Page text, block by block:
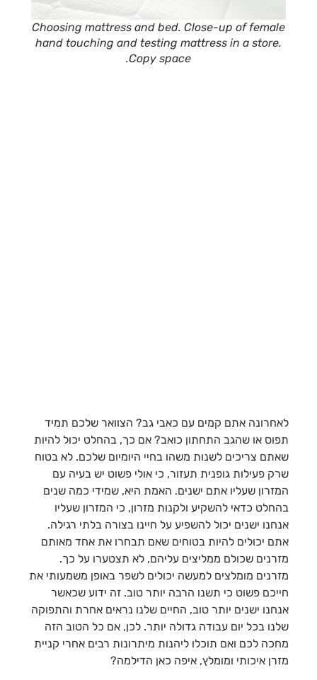
Choosing mattress and bed. Close-up of female
hand touching and testing mattress in a store.
Copy space.
לאחרונה אתם קמים עם כאבי גב? הצוואר שלכם תמיד
תפוס או שהגב התחתון כואב? אם כך, בהחלט יכול להיות
שאתם צריכים לשנות משהו בחיי היומיום שלכם. לא בטוח
שרק פעילות גופנית תעזור, כי אולי פשוט יש בעיה עם
המזרון שעליו אתם ישנים. האמת היא, שמידי כמה שנים
בהחלט כדאי להשקיע ולקנות מזרון, כי המזרון שעליו
אנחנו ישנים יכול להשפיע על חיינו בצורה בלתי רגילה.
אתם יכולים להיות בטוחים שאם תבחרו את אחד מאותם
מזרנים שכולם ממליצים עליהם, לא תצטערו על כך.
מזרנים מומלצים למעשה יכולים לשפר באופן משמעותי את
חייכם פשוט כי תשנו הרבה יותר טוב. זה ידוע שכאשר
אנחנו ישנים יותר טוב, החיים שלנו נראים אחרת והתפוקה
שלנו בכל יום עבודה גדולה יותר. לכן, אם כל הטוב הזה
מחכה לכם ואם תוכלו ליהנות מיתרונות רבים אחרי קניית
מזרן איכותי ומומלץ, איפה כאן הדילמה?